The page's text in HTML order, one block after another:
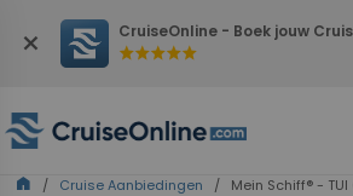
close CruiseOnline - Boek jouw
starstarstarstarstar
home / Cruise Aanbiedingen / Mein Schiff® - TUI